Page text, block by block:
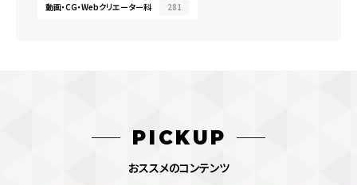
動画・CG・Webクリエーター科 281
PICKUP
おススメのコンテンツ